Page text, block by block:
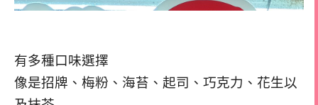
有多種口味選擇
像是招牌、梅粉、海苔、起司、巧克力、花生以